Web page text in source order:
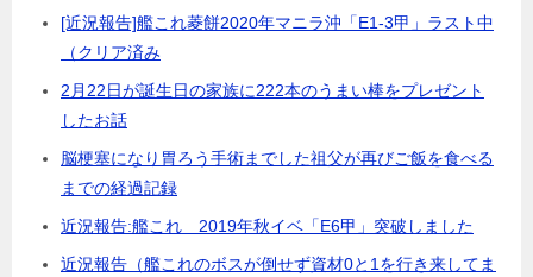
[近況報告]艦これ菱餅2020年マニラ沖「E1-3甲」ラスト中
（クリア済み
2月22日が誕生日の家族に222本のうまい棒をプレゼント
したお話
脳梗塞になり胃ろう手術までした祖父が再びご飯を食べる
までの経過記録
近況報告:艦これ 2019年秋イベ「E6甲」突破しました
近況報告（艦これのボスが倒せず資材0と1を行き来してま